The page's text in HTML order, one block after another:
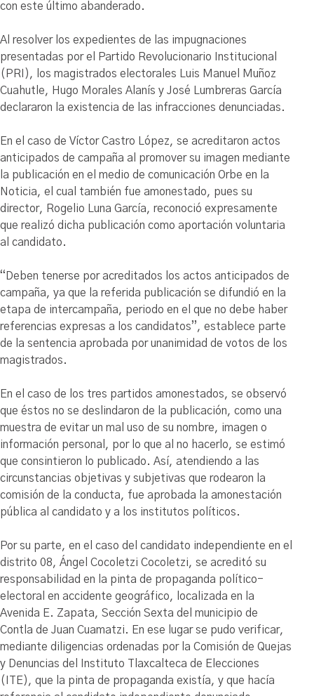
con este último abanderado.
Al resolver los expedientes de las impugnaciones
presentadas por el Partido Revolucionario Institucional
(PRI), los magistrados electorales Luis Manuel Muñoz
Cuahutle, Hugo Morales Alanís y José Lumbreras García
declararon la existencia de las infracciones denunciadas.
En el caso de Víctor Castro López, se acreditaron actos
anticipados de campaña al promover su imagen mediante
la publicación en el medio de comunicación Orbe en la
Noticia, el cual también fue amonestado, pues su
director, Rogelio Luna García, reconoció expresamente
que realizó dicha publicación como aportación voluntaria
al candidato.
“Deben tenerse por acreditados los actos anticipados de
campaña, ya que la referida publicación se difundió en la
etapa de intercampaña, periodo en el que no debe haber
referencias expresas a los candidatos”, establece parte
de la sentencia aprobada por unanimidad de votos de los
magistrados.
En el caso de los tres partidos amonestados, se observó
que éstos no se deslindaron de la publicación, como una
muestra de evitar un mal uso de su nombre, imagen o
información personal, por lo que al no hacerlo, se estimó
que consintieron lo publicado. Así, atendiendo a las
circunstancias objetivas y subjetivas que rodearon la
comisión de la conducta, fue aprobada la amonestación
pública al candidato y a los institutos políticos.
Por su parte, en el caso del candidato independiente en el
distrito 08, Ángel Cocoletzi Cocoletzi, se acreditó su
responsabilidad en la pinta de propaganda político-
electoral en accidente geográfico, localizada en la
Avenida E. Zapata, Sección Sexta del municipio de
Contla de Juan Cuamatzi. En ese lugar se pudo verificar,
mediante diligencias ordenadas por la Comisión de Quejas
y Denuncias del Instituto Tlaxcalteca de Elecciones
(ITE), que la pinta de propaganda existía, y que hacía